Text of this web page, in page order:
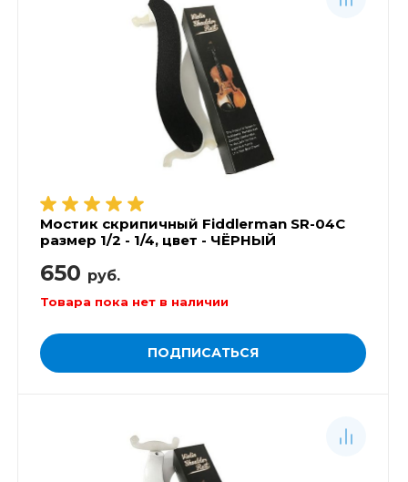
Мостик скрипичный Fiddlerman SR-04C
размер 1/2 - 1/4, цвет - ЧЁРНЫЙ
650 руб.
Товара пока нет в наличии
ПОДПИСАТЬСЯ